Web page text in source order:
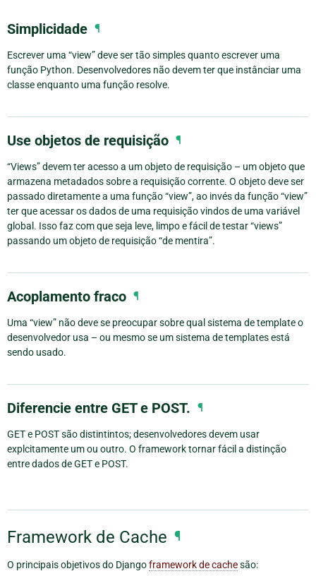
Simplicidade ¶
Escrever uma “view” deve ser tão simples quanto escrever uma
função Python. Desenvolvedores não devem ter que instânciar uma
classe enquanto uma função resolve.
Use objetos de requisição ¶
“Views” devem ter acesso a um objeto de requisição – um objeto que
armazena metadados sobre a requisição corrente. O objeto deve ser
passado diretamente a uma função “view”, ao invés da função “view”
ter que acessar os dados de uma requisição vindos de uma variável
global. Isso faz com que seja leve, limpo e fácil de testar “views”
passando um objeto de requisição “de mentira”.
Acoplamento fraco ¶
Uma “view” não deve se preocupar sobre qual sistema de template o
desenvolvedor usa – ou mesmo se um sistema de templates está
sendo usado.
Diferencie entre GET e POST. ¶
GET e POST são distintintos; desenvolvedores devem usar
explcitamente um ou outro. O framework tornar fácil a distinção
entre dados de GET e POST.
Framework de Cache ¶
O principais objetivos do Djangoframework de cachesão: